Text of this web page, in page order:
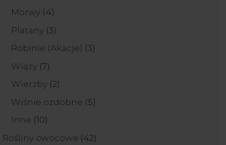
produktów
Morwy 44
produkty
Platany 33
produkty
Robinie (Akacje) 33
Wiązy 77
produktów
Wierzby 22
produkty
Wiśnie ozdobne 55
Inne 1010
produktów
Rośliny owocowe 4242